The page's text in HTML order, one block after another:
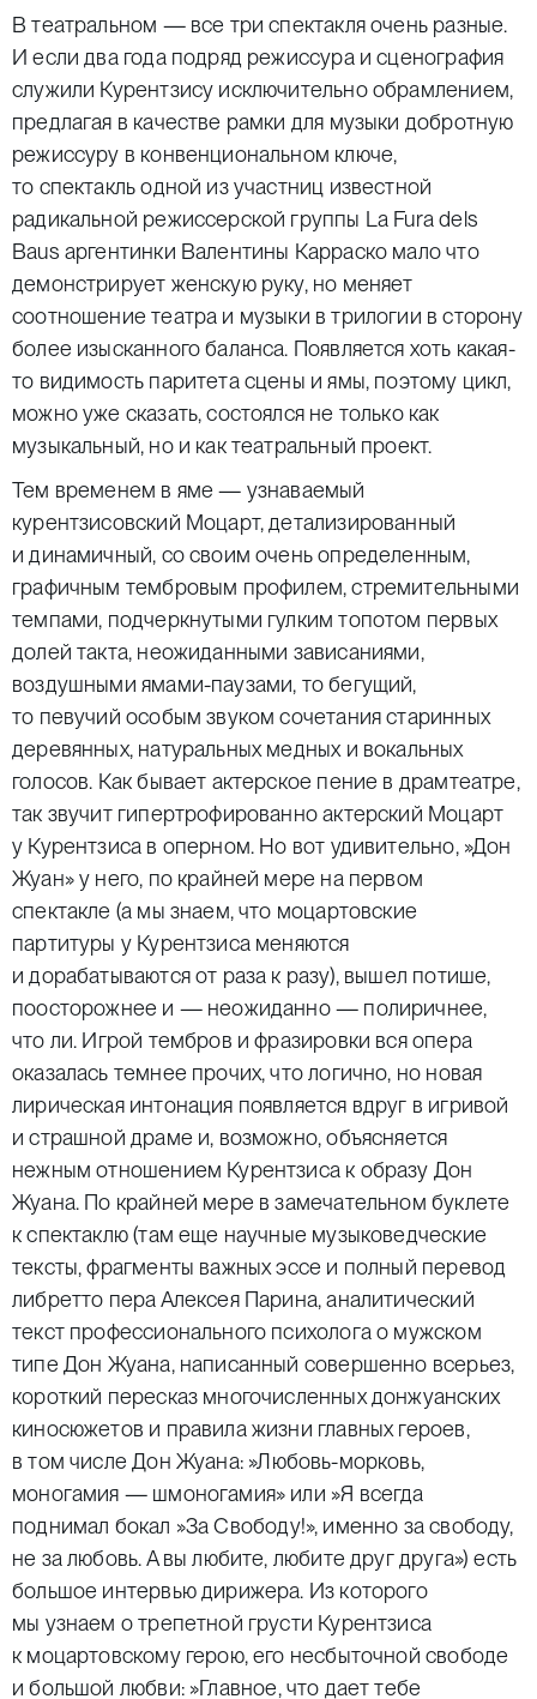
В театральном — все три спектакля очень разные.
И если два года подряд режиссура и сценография
служили Курентзису исключительно обрамлением,
предлагая в качестве рамки для музыки добротную
режиссуру в конвенциональном ключе,
то спектакль одной из участниц известной
радикальной режиссерской группы La Fura dels
Baus аргентинки Валентины Карраско мало что
демонстрирует женскую руку, но меняет
соотношение театра и музыки в трилогии в сторону
более изысканного баланса. Появляется хоть какая-
то видимость паритета сцены и ямы, поэтому цикл,
можно уже сказать, состоялся не только как
музыкальный, но и как театральный проект.
Тем временем в яме — узнаваемый
курентзисовский Моцарт, детализированный
и динамичный, со своим очень определенным,
графичным тембровым профилем, стремительными
темпами, подчеркнутыми гулким топотом первых
долей такта, неожиданными зависаниями,
воздушными ямами-паузами, то бегущий,
то певучий особым звуком сочетания старинных
деревянных, натуральных медных и вокальных
голосов. Как бывает актерское пение в драмтеатре,
так звучит гипертрофированно актерский Моцарт
у Курентзиса в оперном. Но вот удивительно, »Дон
Жуан» у него, по крайней мере на первом
спектакле (а мы знаем, что моцартовские
партитуры у Курентзиса меняются
и дорабатываются от раза к разу), вышел потише,
поосторожнее и — неожиданно — полиричнее,
что ли. Игрой тембров и фразировки вся опера
оказалась темнее прочих, что логично, но новая
лирическая интонация появляется вдруг в игривой
и страшной драме и, возможно, объясняется
нежным отношением Курентзиса к образу Дон
Жуана. По крайней мере в замечательном буклете
к спектаклю (там еще научные музыковедческие
тексты, фрагменты важных эссе и полный перевод
либретто пера Алексея Парина, аналитический
текст профессионального психолога о мужском
типе Дон Жуана, написанный совершенно всерьез,
короткий пересказ многочисленных донжуанских
киносюжетов и правила жизни главных героев,
в том числе Дон Жуана: »Любовь-морковь,
моногамия — шмоногамия» или »Я всегда
поднимал бокал »За Свободу!», именно за свободу,
не за любовь. А вы любите, любите друг друга») есть
большое интервью дирижера. Из которого
мы узнаем о трепетной грусти Курентзиса
к моцартовскому герою, его несбыточной свободе
и большой любви: »Главное, что дает тебе